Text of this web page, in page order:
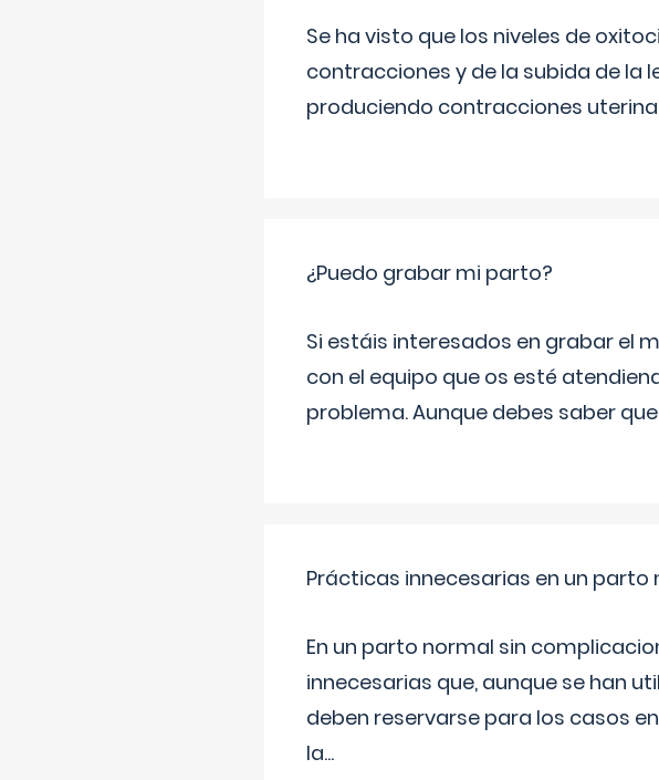
Se ha visto que los niveles de
contracciones y de la subida de la
produciendo contracciones
¿Puedo grabar mi parto?
Si estáis interesados en grabar el
con el equipo que os esté
problema. Aunque debes saber
Prácticas innecesarias en un parto
En un parto normal sin
innecesarias que, aunque se han
deben reservarse para los casos
la...